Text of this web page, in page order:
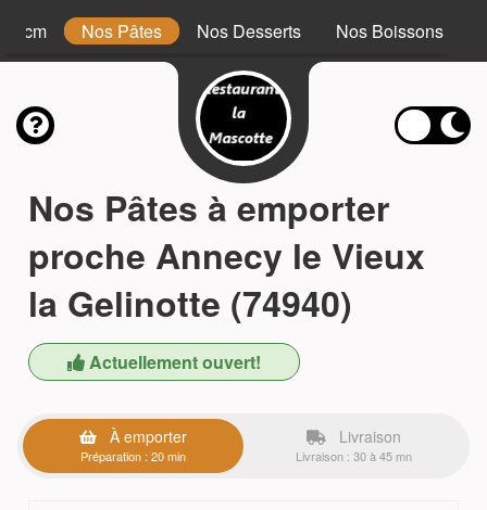
cm Nos Pâtes Nos Desserts Nos Boissons
Nos Pâtes à emporter
proche Annecy le Vieux
la Gelinotte (74940)
Actuellement ouvert!
À emporter
Préparation : 20 min
Livraison
Livraison : 30 à 45 mn